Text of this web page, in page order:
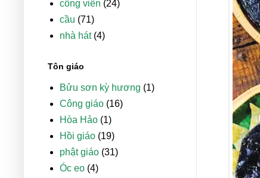
công viên (24)
cầu (71)
nhà hát (4)
Tôn giáo
Bửu sơn kỳ hương (1)
Công giáo (16)
Hòa Hảo (1)
Hồi giáo (19)
phật giáo (31)
Óc eo (4)